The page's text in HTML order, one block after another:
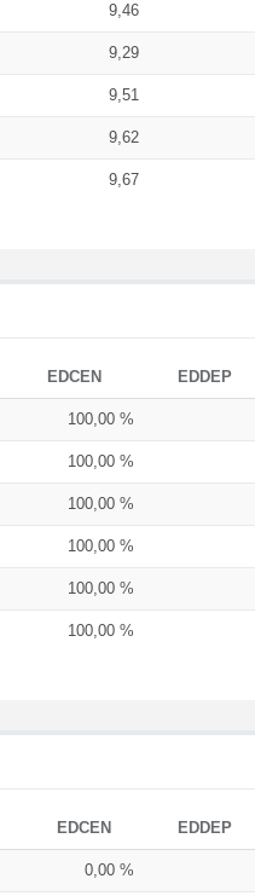
9,46
9,29
9,51
9,62
9,67
EDCEN EDDEP
100,00 %
100,00 %
100,00 %
100,00 %
100,00 %
100,00 %
EDCEN EDDEP
0,00 %